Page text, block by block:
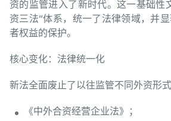
资的监管进入了新时代。这一基础性
资三法”体系，统一了法律领域，并
者权益的保护。
核心变化：法律统一化
新法全面废止了以往监管不同外资形
《中外合资经营企业法》；